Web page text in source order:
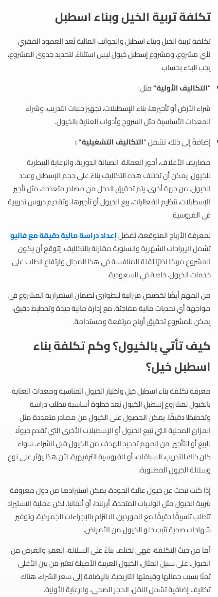
تكلفة تربية الخيل وبناء اسطبل
تكلفة تربية الخيل وبناء اسطبل والجوانب المالية تُعد العمود الفقري
لأي مشروع، ومشروع إسطبل خيول ليس استثناءً. لتحديد جدوى المشروع،
يجب البدء بحساب
"التكاليف الأولية"مثل :
شراء الأرض أو تأجيرها، بناء الإسطبلات، تجهيز حلبات التدريب، وشراء
المعدات الأساسية مثل السروج وأدوات العناية بالخيول.
إضافةً إلى ذلك، تشمل "التكاليف التشغيلية" :
مصاريف الأعلاف، أجور العمالة، الصيانة الدورية، والرعاية البيطرية
للخيول. يمكن أن تختلف هذه التكاليف بناءً على حجم الإسطبل وعدد
الخيول. من جهة أخرى، يتم تحقيق الدخل من مصادر متعددة، مثل تأجير
الإسطبلات، تنظيم الفعاليات، بيع الخيول أو تأجيرها، وتقديم دروس تدريبية
في الفروسية.
لمعرفة الأرباح المتوقعة، يُفضلإعداد دراسة مالية دقيقة مع فاليو
تشمل الإيرادات الشهرية والسنوية مقارنة بالتكاليف. يُتوقع أن يكون
المشروع مربحًا نظرًا لقلة المنافسة في هذا المجال وارتفاع الطلب على
خدمات الخيول، خاصة في السعودية.
من المهم أيضًا تخصيص ميزانية للطوارئ لضمان استمرارية المشروع في
مواجهة أي تحديات مالية مفاجئة. مع إدارة مالية جيدة وتخطيط دقيق،
يمكن للمشروع تحقيق أرباح مرتفعة ومستدامة.
كيف تأتي بالخيول؟ وكم تكلفة بناء
اسطبل خيل؟
معرفة تكلفة بناء اسطبل خيل واختيار الخيول المناسبة ومعدات العناية
بالخيول لمشروع إسطبل الخيول يُعد خطوة أساسية تتطلب دراسة
وتخطيطًا دقيقًا. يمكن الحصول على الخيول من مصادر متعددة مثل
المزارع المحلية التي تبيع الخيول أو الإسطبلات الأخرى التي تقدم خيولًا
للبيع أو للتأجير. من المهم تحديد الهدف من الخيول قبل الشراء، سواء
كان ذلك للتدريب، السباقات، أو الفروسية الترفيهية، لأن هذا يؤثر على نوع
وسلالة الخيول المطلوبة.
إذا كنت تبحث عن خيول عالية الجودة، يمكن استيرادها من دول معروفة
بتربية الخيول مثل الولايات المتحدة، أيرلندا، أو ألمانيا. لكن عملية الاستيراد
تتطلب تنسيقًا دقيقًا مع الموردين، الالتزام بالإجراءات الجمركية، وتوفير
شهادات صحية تثبت خلو الخيول من الأمراض.
أما من حيث التكلفة، فهي تختلف بناءً على السلالة، العمر، والغرض من
الخيول. على سبيل المثال، الخيول العربية الأصيلة تعتبر من بين الأغلى
ثمنًا بسبب جمالها وقيمتها التاريخية. بالإضافة إلى سعر الشراء، هناك
تكاليف إضافية تشمل النقل، الحجر الصحي، والرعاية الأولية.